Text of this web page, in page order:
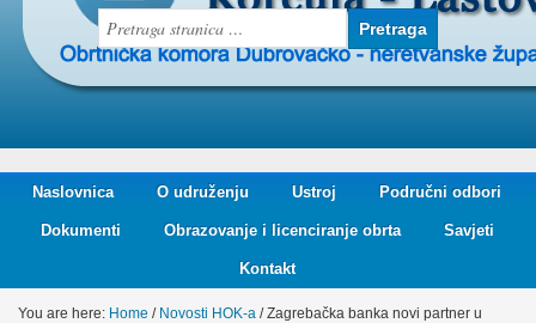
Naslovnica O udruženju Ustroj Područni odbori
Dokumenti Obrazovanje i licenciranje obrta Savjeti
Kontakt
You are here: Home / Novosti HOK-a /Zagrebačka banka novi partner u